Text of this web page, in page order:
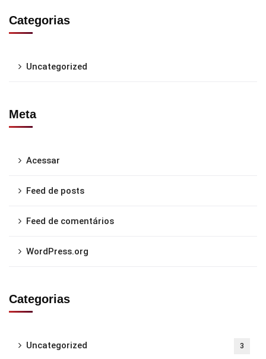
Categorias
Uncategorized
Meta
Acessar
Feed de posts
Feed de comentários
WordPress.org
Categorias
Uncategorized 3